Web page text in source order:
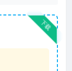
下载